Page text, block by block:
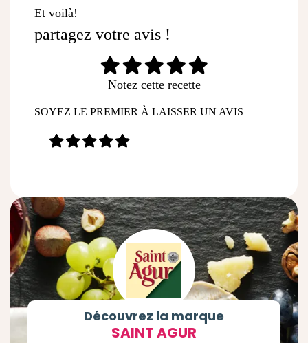
Et voilà!
partagez votre avis !
Notez cette recette
SOYEZ LE PREMIER À LAISSER UN AVIS
-
Découvrez la marque
SAINT AGUR